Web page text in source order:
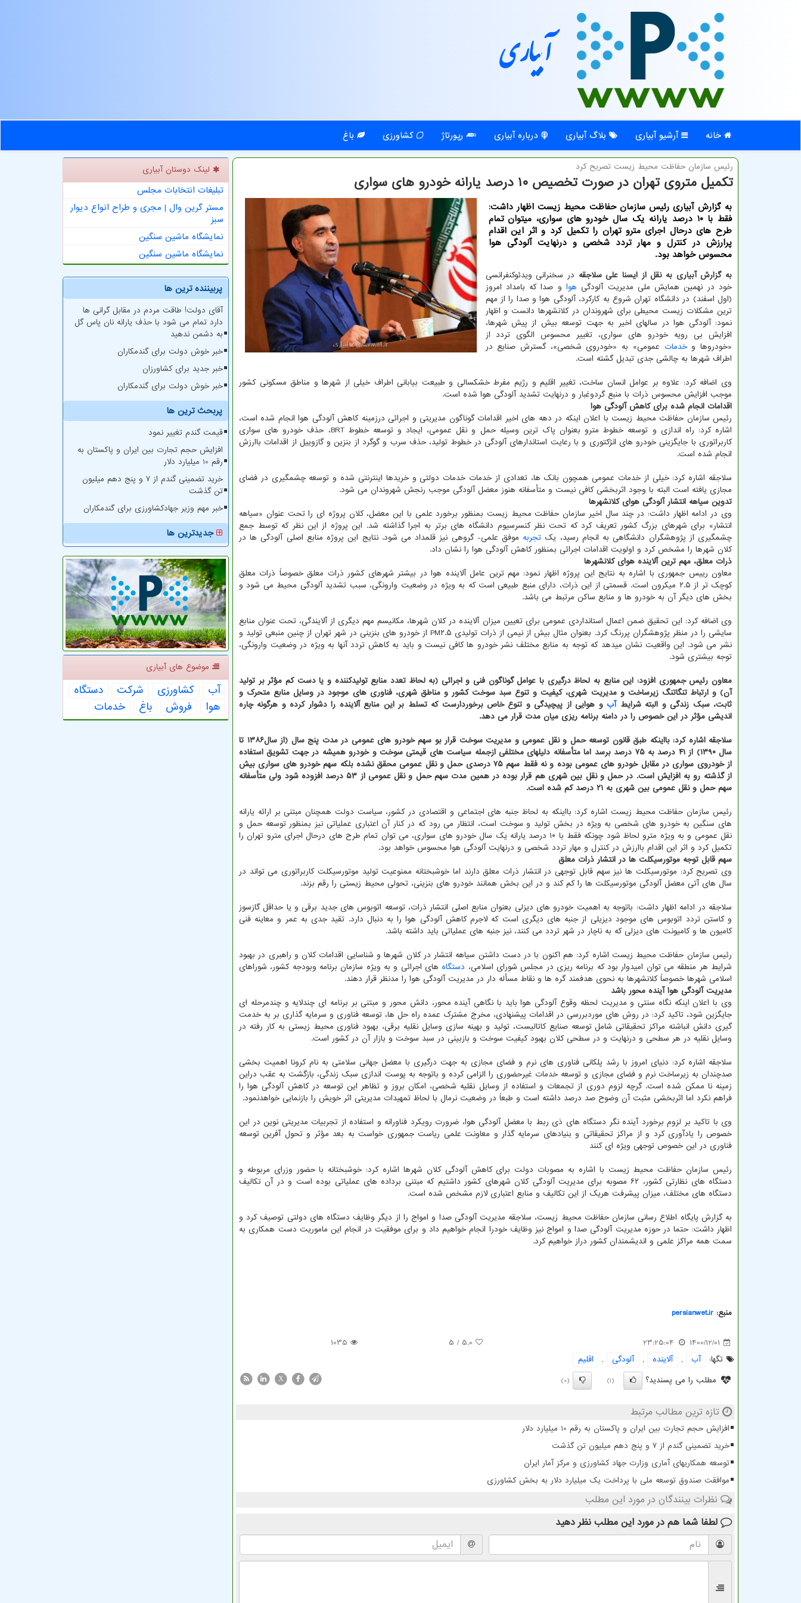
آبیاری
خانه آرشیو آبیاری بلاگ آبیاری درباره آبیاری رپورتاژ کشاورزی باغ
رئیس سازمان حفاظت محیط زیست تصریح كرد
تکمیل متروی تهران در صورت تخصیص ۱۰ درصد یارانه خودرو های سواری
به گزارش آبیاری رئیس سازمان حفاظت محیط زیست اظهار داشت:
فقط با ۱۰ درصد یارانه یک سال خودرو های سواری، میتوان تمام
طرح های درحال اجرای مترو تهران را تکمیل کرد و اثر این اقدام
پرارزش در کنترل و مهار تردد شخصی و درنهایت آلودگی هوا
محسوس خواهد بود.
به گزارش آبیاری به نقل از ایسنا علی سلاجقه در سخنرانی ویدئوکنفرانسی
خود در نهمین همایش ملی مدیریت آلودگی هوا و صدا که بامداد امروز
(اول اسفند) در دانشگاه تهران شروع به کارکرد، آلودگی هوا و صدا را از مهم
ترین مشکلات زیست محیطی برای شهروندان در کلانشهرها دانست و اظهار
نمود: آلودگی هوا در سالهای اخیر به جهت توسعه بیش از پیش شهرها،
افزایش بی رویه خودرو های سواری، تغییر محسوس الگوی تردد از
«خودروها وخدمات عمومی» به «خودروی شخصی»، گسترش صنایع در
اطراف شهرها به چالشی جدی تبدیل گشته است.
وی اضافه کرد: علاوه بر عوامل انسان ساخت، تغییر اقلیم و رژیم مفرط خشکسالی و طبیعت بیابانی اطراف خیلی از شهرها و مناطق مسکونی کشور
موجب افزایش محسوس ذرات با منبع گردوغبار و درنهایت تشدید آلودگی هوا شده است.
اقدامات انجام شده برای کاهش آلودگی هوا
رئیس سازمان حفاظت محیط زیست با اعلان اینکه در دهه های اخیر اقدامات گوناگون مدیریتی و اجرائی درزمینه کاهش آلودگی هوا انجام شده است،
اشاره کرد: راه اندازی و توسعه خطوط مترو بعنوان پاک ترین وسیله حمل و نقل عمومی، ایجاد و توسعه خطوط BRT، حذف خودرو های سواری
کاربراتوری با جایگزینی خودرو های انژکتوری و با رعایت استاندارهای آلودگی در خطوط تولید، حذف سرب و گوگرد از بنزین و گازوییل از اقدامات باارزش
انجام شده است.
سلاجقه اشاره کرد: خیلی از خدمات عمومی همچون بانک ها، تعدادی از خدمات خدمات دولتی و خریدها اینترنتی شده و توسعه چشمگیری در فضای
مجازی یافته است البته با وجود اثربخشی کافی نیست و متأسفانه هنوز معضل آلودگی موجب رنجش شهروندان می شود.
تدوین سیاهه انتشار آلودگی هوای کلانشهرها
وی در ادامه اظهار داشت: در چند سال اخیر سازمان حفاظت محیط زیست بمنظور برخورد علمی با این معضل، کلان پروژه ای را تحت عنوان «سیاهه
انتشار» برای شهرهای بزرگ کشور تعریف کرد که تحت نظر کنسرسیوم دانشگاه های برتر به اجرا گذاشته شد. این پروژه از این نظر که توسط جمع
چشمگیری از پژوهشگران دانشگاهی به انجام رسید، یک تجربه موفق علمی- گروهی نیز قلمداد می شود. نتایج این پروژه منابع اصلی آلودگی ها در
کلان شهرها را مشخص کرد و اولویت اقدامات اجرائی بمنظور کاهش آلودگی هوا را نشان داد.
ذرات معلق، مهم ترین آلاینده هوای کلانشهرها
معاون رییس جمهوری با اشاره به نتایج این پروژه اظهار نمود: مهم ترین عامل آلاینده هوا در بیشتر شهرهای کشور ذرات معلق خصوصاً ذرات معلق
کوچک تر از ۲.۵ میکرون است. قسمتی از این ذرات، دارای منبع طبیعی است که به ویژه در وضعیت وارونگی، سبب تشدید آلودگی محیط می شود و
بخش های دیگر آن به خودرو ها و منابع ساکن مرتبط می باشد.
وی اضافه کرد: این تحقیق ضمن اعمال استانداردی عمومی برای تعیین میزان آلاینده در کلان شهرها، مکانیسم مهم دیگری از آلایندگی، تحت عنوان منابع
سایشی را در منظر پژوهشگران پررنگ کرد. بعنوان مثال بیش از نیمی از ذرات تولیدی PM۲.۵ از خودرو های بنزینی در شهر تهران از چنین منبعی تولید و
نشر می شود. این واقعیت نشان میدهد که توجه به منابع مختلف نشر خودرو ها کافی نیست و باید به کاهش تردد آنها به ویژه در وضعیت وارونگی،
توجه بیشتری شود.
معاون رئیس جمهوری افزود: این منابع به لحاظ درگیری با عوامل گوناگون فنی و اجرائی (به لحاظ تعدد منابع تولیدکننده و یا دست کم مؤثر بر تولید
آن) و ارتباط تنگاتنگ زیرساخت و مدیریت شهری، کیفیت و تنوع سبد سوخت کشور و مناطق شهری، فناوری های موجود در وسایل منابع متحرک و
ثابت، سبک زندگی و البته شرایطآبو هوایی از پیچیدگی و تنوع خاص برخوردارست که تسلط بر این منابع آلاینده را دشوار کرده و هرگونه چاره
اندیشی مؤثر در این خصوص را در دامنه برنامه ریزی میان مدت قرار می دهد.
سلاجقه اشاره کرد: بااینکه طبق قانون توسعه حمل و نقل عمومی و مدیریت سوخت قرار بو سهم خودرو های عمومی در مدت پنج سال (از سال۱۳۸۶ تا
سال ۱۳۹۰) از ۴۱ درصد به ۷۵ درصد برسد اما متأسفانه دلیلهای مختلفی ازجمله سیاست های قیمتی سوخت و خودرو همیشه در جهت تشویق استفاده
از خودروی سواری در مقابل خودرو های عمومی بوده و نه فقط سهم ۷۵ درصدی حمل و نقل عمومی محقق نشده بلکه سهم خودرو های سواری بیش
از گذشته رو به افزایش است. در حمل و نقل بین شهری هم قرار بوده در همین مدت سهم حمل و نقل عمومی از ۵۳ درصد افزوده شود ولی متأسفانه
سهم حمل و نقل عمومی بین شهری به ۲۱ درصد کم شده است.
رئیس سازمان حفاظت محیط زیست اشاره کرد: بااینکه به لحاظ جنبه های اجتماعی و اقتصادی در کشور، سیاست دولت همچنان مبتنی بر ارائه یارانه
های سنگین به خودرو های شخصی به ویژه در بخش تولید و سوخت است، انتظار می رود که در کنار آن اعتباری عملیاتی نیز بمنظور توسعه حمل و
نقل عمومی و به ویژه مترو لحاظ شود چونکه فقط با ۱۰ درصد یارانه یک سال خودرو های سواری، می توان تمام طرح های درحال اجرای مترو تهران را
تکمیل کرد و اثر این اقدام باارزش در کنترل و مهار تردد شخصی و درنهایت آلودگی هوا محسوس خواهد بود.
سهم قابل توجه موتورسیکلت ها در انتشار ذرات معلق
وی تصریح کرد: موتورسیکلت ها نیز سهم قابل توجهی در انتشار ذرات معلق دارند اما خوشبختانه ممنوعیت تولید موتورسیکلت کاربراتوری می تواند در
سال های آتی معضل آلودگی موتورسیکلت ها را کم کند و در این بخش همانند خودرو های بنزینی، تحولی محیط زیستی را رقم بزند.
سلاجقه در ادامه اظهار داشت: باتوجه به اهمیت خودرو های دیزلی بعنوان منابع اصلی انتشار ذرات، توسعه اتوبوس های جدید برقی و یا حداقل گازسوز
و کاستن تردد اتوبوس های موجود دیزیلی از جنبه های دیگری است که لاجرم کاهش آلودگی هوا را به دنبال دارد. تقید جدی به عمر و معاینه فنی
کامیون ها و کامیونت های دیزلی که به ناچار در شهر تردد می کنند، نیز جنبه های عملیاتی باید داشته باشد.
رئیس سازمان حفاظت محیط زیست اشاره کرد: هم اکنون با در دست داشتن سیاهه انتشار در کلان شهرها و شناسایی اقدامات کلان و راهبری در بهبود
شرایط هر منطقه می توان امیدوار بود که برنامه ریزی در مجلس شورای اسلامی، دستگاه های اجرائی و به ویژه سازمان برنامه وبودجه کشور، شوراهای
اسلامی شهرها خصوصاً کلانشهرها به نحوی هدفمند گره ها و نقاط مسأله دار در مدیریت آلودگی هوا را مدنظر قرار دهند.
مدیریت آلودگی هوا آینده محور باشد
وی با اعلان اینکه نگاه سنتی و مدیریت لحظه وقوع آلودگی هوا باید با نگاهی آینده محور، دانش محور و مبتنی بر برنامه ای چندلایه و چندمرحله ای
جایگزین شود، تاکید کرد: در روش های موردبررسی در اقدامات پیشنهادی، مخرج مشترک عمده راه حل ها، توسعه فناوری و سرمایه گذاری بر به خدمت
گیری دانش انباشته مراکز تحقیقاتی شامل توسعه صنایع کاتالیست، تولید و بهینه سازی وسایل نقلیه برقی، بهبود فناوری محیط زیستی به کار رفته در
وسایل نقلیه در هر سطحی و درنهایت و در سطحی کلان بهبود کیفیت سوخت و بازبینی در سبد سوخت و بازار آن در کشور است.
سلاجقه اشاره کرد: دنیای امروز با رشد پلکانی فناوری های نرم و فضای مجازی به جهت درگیری با معضل جهانی سلامتی به نام کرونا اهمیت بخشی
صدچندان به زیرساخت نرم و فضای مجازی و توسعه خدمات غیرحضوری را الزامی کرده و باتوجه به پوست اندازی سبک زندگی، بازگشت به عقب دراین
زمینه نا ممکن شده است. گرچه لزوم دوری از تجمعات و استفاده از وسایل نقلیه شخصی، امکان بروز و تظاهر این توسعه در کاهش آلودگی هوا را
فراهم نکرد اما اثربخشی مثبت آن وضوح صد درصد داشته است و طبعاً در وضعیت نرمال با لحاظ تمهیدات مدیریتی اثر خویش را بازنمایی خواهدنمود.
وی با تاکید بر لزوم برخورد آینده نگر دستگاه های ذی ربط با معضل آلودگی هوا، ضرورت رویکرد فناورانه و استفاده از تجربیات مدیریتی نوین در این
خصوص را یادآوری کرد و از مراکز تحقیقاتی و بنیادهای سرمایه گذار و معاونت علمی ریاست جمهوری خواست به بعد مؤثر و تحول آفرین توسعه
فناوری در این خصوص توجهی ویژه ای کنند
رئیس سازمان حفاظت محیط زیست با اشاره به مصوبات دولت برای کاهش آلودگی کلان شهرها اشاره کرد: خوشبختانه با حضور وزرای مربوطه و
دستگاه های نظارتی کشور، ۶۲ مصوبه برای مدیریت آلودگی کلان شهرهای کشور داشتیم که مبتنی برداده های عملیاتی بوده است و در آن تکالیف
دستگاه های مختلف، میزان پیشرفت هریک از این تکالیف و منابع اعتباری لازم مشخص شده است.
به گزارش پایگاه اطلاع رسانی سازمان حفاظت محیط زیست، سلاجقه مدیریت آلودگی صدا و امواج را از دیگر وظایف دستگاه های دولتی توصیف کرد و
اظهار داشت: حتما در حوزه مدیریت آلودگی صدا و امواج نیز وظایف خودرا انجام خواهیم داد و برای موفقیت در انجام این ماموریت دست همکاری به
سمت همه مراکز علمی و اندیشمندان کشور دراز خواهیم کرد.
منبع: persianwet.ir
1400/12/01
23:25:04
5.0
/ 5
1035
تگها:
آب , آلاینده , آلودگی ,
اقلیم
مطلب را می پسندید؟
(1)
(0)
X
تازه ترین مطالب مرتبط
افزایش حجم تجارت بین ایران و پاکستان به رقم 10 میلیارد دلار
خرید تضمینی گندم از ۷ و پنج دهم میلیون تن گذشت
توسعه همکاریهای آماری وزارت جهاد کشاورزی و مرکز آمار ایران
موافقت صندوق توسعه ملی با پرداخت یک میلیارد دلار به بخش کشاورزی
نظرات بینندگان در مورد این مطلب
لطفا شما هم در مورد این مطلب نظر دهید
لینک دوستان آبیاری
تبلیغات انتخابات مجلس
مستر گرین وال | مجری و طراح انواع دیوار
سبز
نمایشگاه ماشین سنگین
نمایشگاه ماشین سنگین
پربیننده ترین ها
آقای دولت! طاقت مردم در مقابل گرانی ها
دارد تمام می شود با حذف یارانه نان پاس گل
به دشمن ندهید
خبر خوش دولت برای گندمکاران
خبر جدید برای کشاورزان
خبر خوش دولت برای گندمکاران
پربحث ترین ها
قیمت گندم تغییر نمود
افزایش حجم تجارت بین ایران و پاکستان به
رقم 10 میلیارد دلار
خرید تضمینی گندم از ۷ و پنج دهم میلیون
تن گذشت
خبر مهم وزیر جهادکشاورزی برای گندمکاران
جدیدترین ها
موضوع های آبیاری
آب كشاورزی شركت
دستگاه
هوا
فروش باغ خدمات